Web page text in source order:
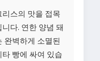
스의 맛을 접목
다. 연한 양념 돼
완벽하게 소멸된
빵에 싸여 있습